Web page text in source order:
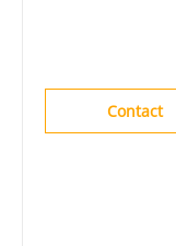
Contact